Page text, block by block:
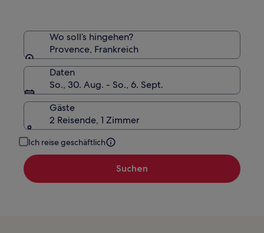
Wo soll’s hingehen?
Provence, Frankreich
Daten
So., 30. Aug. - So., 6. Sept.
Gäste
2 Reisende, 1 Zimmer
Ich reise geschäftlich
Suchen